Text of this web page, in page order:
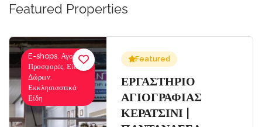
Featured Properties
E-shops, Αγορές-
Προσφορές, Είδη
Δώρων,
Εκκλησιαστικά
Είδη
Featured
ΕΡΓΑΣΤΗΡΙΟ
ΑΓΙΟΓΡΑΦΙΑΣ
ΚΕΡΑΤΣΙΝΙ |